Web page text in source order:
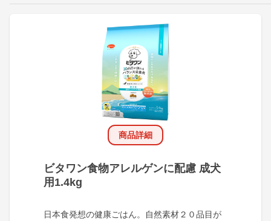
商品詳細
ビタワン食物アレルゲンに配慮 成犬
用1.4kg
日本食発想の健康ごはん。自然素材２０品目が